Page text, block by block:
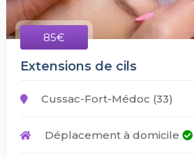
85€
Extensions de cils
Cussac-Fort-Médoc (33)
Déplacement à domicile